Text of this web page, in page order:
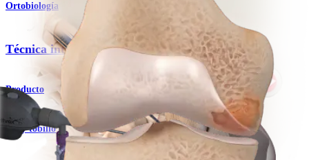
Ortobiología
Técnica intraósea BioPlasty (IOBP)
Producto
Pie y tobillo